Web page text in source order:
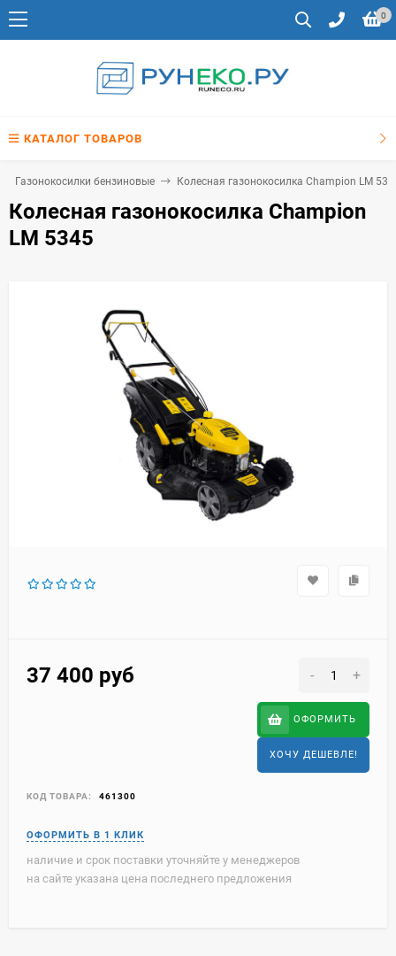
0
КАТАЛОГ ТОВАРОВ
Газонокосилки бензиновые Колесная газонокосилка Champion LM
Колесная газонокосилка Champion
LM 5345
37 400 руб - +
ОФОРМИТЬ
ХОЧУ ДЕШЕВЛЕ!
КОД ТОВАРА: 461300
наличие и срок поставки уточняйте у менеджеров
на сайте указана цена последнего предложения